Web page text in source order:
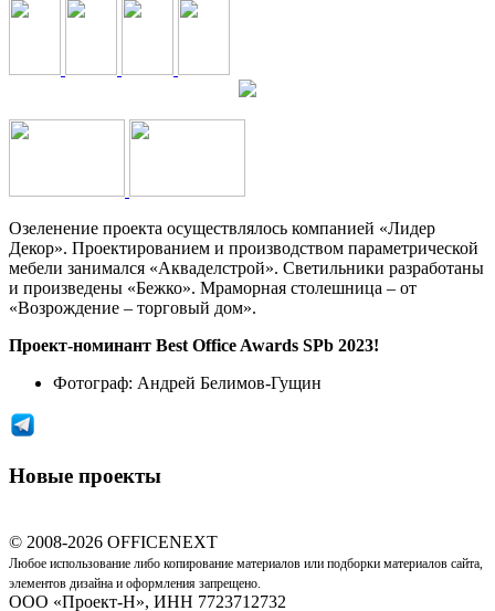
Озеленение проекта осуществлялось компанией «Лидер
Декор». Проектированием и производством параметрической
мебели занимался «Акваделстрой». Светильники разработаны
и произведены «Бежко». Мраморная столешница – от
«Возрождение – торговый дом».
Проект-номинант Best Office Awards SPb 2023!
Фотограф: Андрей Белимов-Гущин
Новые проекты
© 2008-2026 OFFICENEXT
Любое использование либо копирование материалов или подборки материалов сайта,
элементов дизайна и оформления запрещено.
ООО «Проект-Н», ИНН 7723712732